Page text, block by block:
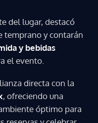
del lugar, destacó
temprano y contarán
y bebidas
el evento.
directa con la
, ofreciendo una
óptimo para